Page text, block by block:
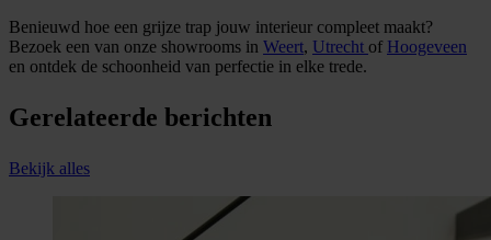
Benieuwd hoe een grijze trap jouw interieur compleet maakt?
Bezoek een van onze showrooms in Weert, Utrecht of Hoogeveen
en ontdek de schoonheid van perfectie in elke trede.
Gerelateerde berichten
Bekijk alles